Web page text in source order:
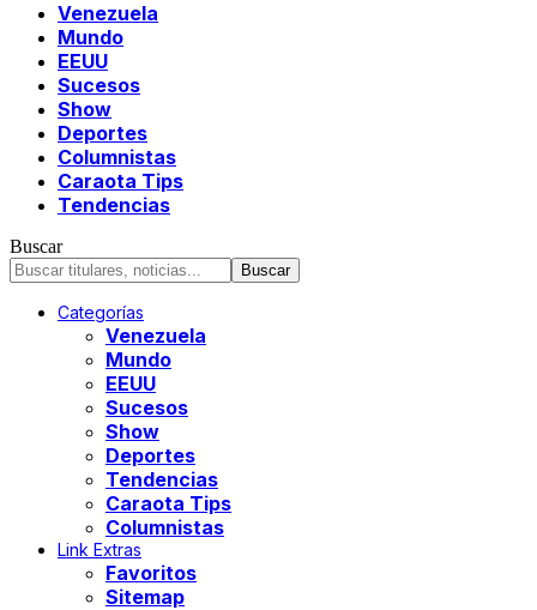
Venezuela
Mundo
EEUU
Sucesos
Show
Deportes
Columnistas
Caraota Tips
Tendencias
Buscar
Categorías
Venezuela
Mundo
EEUU
Sucesos
Show
Deportes
Tendencias
Caraota Tips
Columnistas
Link Extras
Favoritos
Sitemap